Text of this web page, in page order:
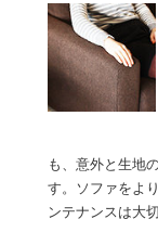
も、意外と生地
す。ソファをよ
ンテナンスは大